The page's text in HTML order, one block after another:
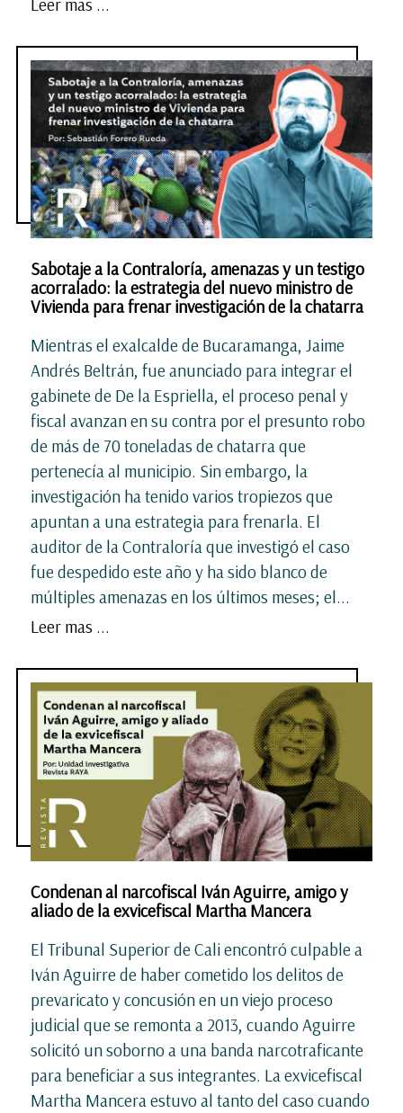
Sabotaje a la Contraloría, amenazas y un testigo
acorralado: la estrategia del nuevo ministro de
Vivienda para frenar investigación de la chatarra
Mientras el exalcalde de Bucaramanga, Jaime
Andrés Beltrán, fue anunciado para integrar el
gabinete de De la Espriella, el proceso penal y
fiscal avanzan en su contra por el presunto robo
de más de 70 toneladas de chatarra que
pertenecía al municipio. Sin embargo, la
investigación ha tenido varios tropiezos que
apuntan a una estrategia para frenarla. El
auditor de la Contraloría que investigó el caso
fue despedido este año y ha sido blanco de
múltiples amenazas en los últimos meses; el...
Leer mas ...
Condenan al narcofiscal Iván Aguirre, amigo y
aliado de la exvicefiscal Martha Mancera
El Tribunal Superior de Cali encontró culpable a
Iván Aguirre de haber cometido los delitos de
prevaricato y concusión en un viejo proceso
judicial que se remonta a 2013, cuando Aguirre
solicitó un soborno a una banda narcotraficante
para beneficiar a sus integrantes. La exvicefiscal
Martha Mancera estuvo al tanto del caso cuando